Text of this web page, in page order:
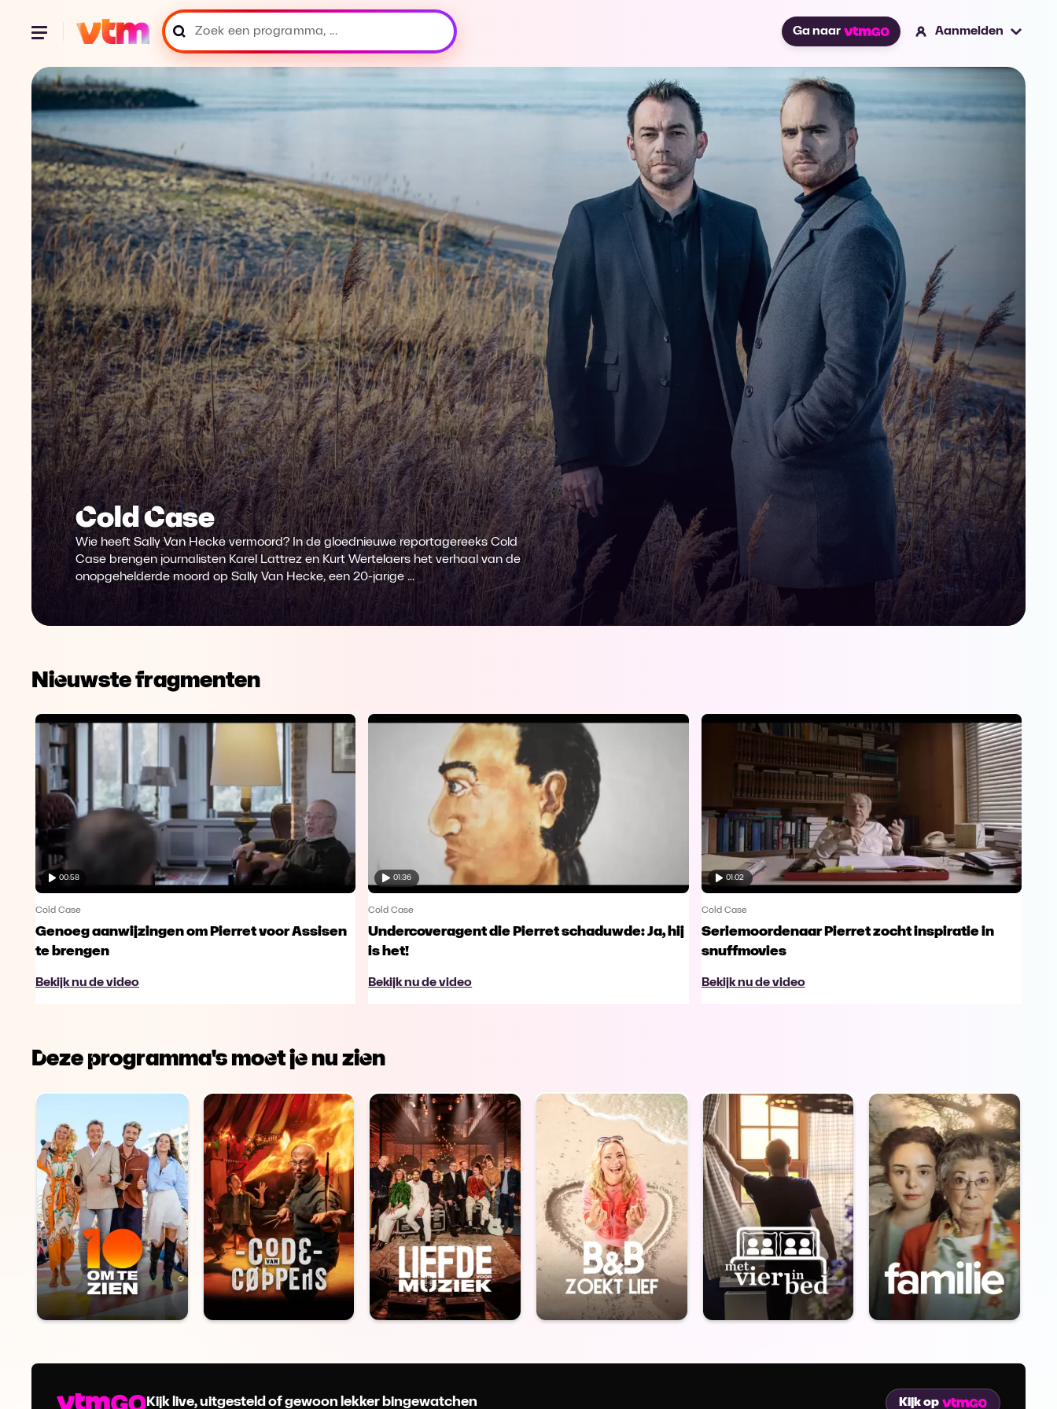
Oeps, browser niet ondersteund
best je browser updaten of hieronder één
van de ondersteunde browsers
Download
Firefox Download
Safari Download
Microsoft Edge Download
Opera
Ga naar Aanmelden
Cold Case
Wie heeft Sally Van Hecke vermoord? In de gloednieuwe reportagereeks Cold
Case brengen journalisten Karel Lattrez en Kurt Wertelaers het verhaal van de
onopgehelderde moord op Sally Van Hecke, een 20-jarige ...
Nieuwste fragmenten
00:58
Cold Case
Genoeg aanwijzingen om Pierret voor Assisen
te brengen
Bekijk nu de video
01:36
Cold Case
Undercoveragent die Pierret schaduwde: Ja, hij
is het!
Bekijk nu de video
01:02
Cold Case
Seriemoordenaar Pierret zocht inspiratie in
snuffmovies
Bekijk nu de video
Deze programma's moet je nu zien
Kijk live, uitgesteld of gewoon lekker bingewatchen Kijk op